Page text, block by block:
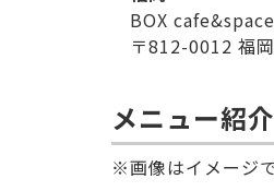
BOX
〒812-0012 福
メニュー紹介
画像はイメージ